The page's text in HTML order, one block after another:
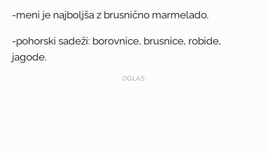
-meni je najboljša z brusnično marmelado.
-pohorski sadeži: borovnice, brusnice, robide,
jagode.
OGLAS